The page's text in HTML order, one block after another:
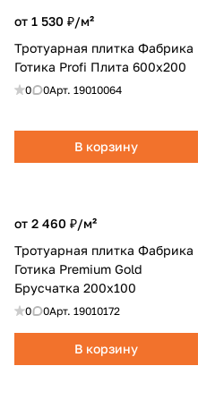
от 1 530 ₽/м²
Тротуарная плитка Фабрика
Готика Profi Плита 600x200
0 0Арт. 19010064
В корзину
от 2 460 ₽/м²
Тротуарная плитка Фабрика
Готика Premium Gold
Брусчатка 200х100
0 0Арт. 19010172
В корзину